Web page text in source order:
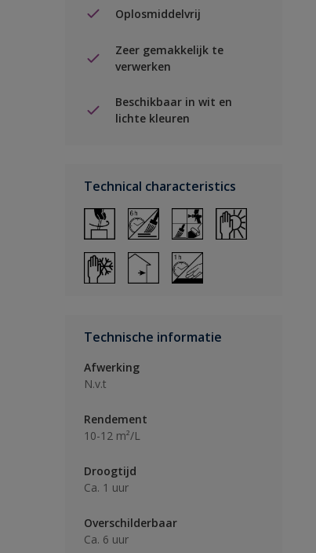
Oplosmiddelvrij
Zeer gemakkelijk te
verwerken
Beschikbaar in wit en
lichte kleuren
Technical characteristics
Technische informatie
Afwerking
N.v.t
Rendement
10-12 m²/L
Droogtijd
Ca. 1 uur
Overschilderbaar
Ca. 6 uur